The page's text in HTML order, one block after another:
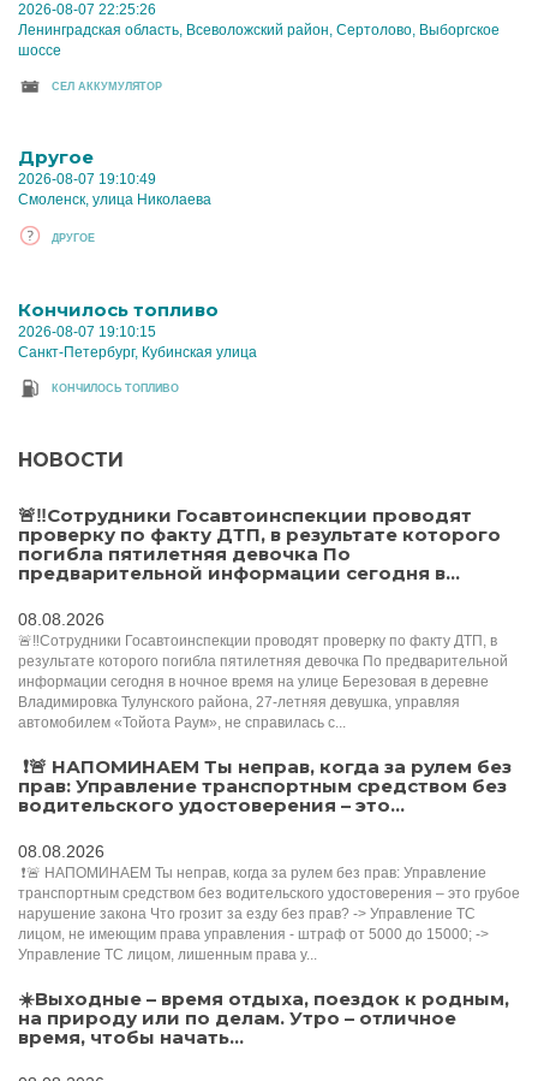
2026-08-07 22:25:26
Ленинградская область, Всеволожский район, Сертолово, Выборгское
шоссе
CЕЛ АККУМУЛЯТОР
Другое
2026-08-07 19:10:49
Смоленск, улица Николаева
ДРУГОЕ
Кончилось топливо
2026-08-07 19:10:15
Санкт-Петербург, Кубинская улица
КОНЧИЛОСЬ ТОПЛИВО
НОВОСТИ
🚨‼️Сотрудники Госавтоинспекции проводят
проверку по факту ДТП, в результате которого
погибла пятилетняя девочка По
предварительной информации сегодня в...
08.08.2026
🚨‼️Сотрудники Госавтоинспекции проводят проверку по факту ДТП, в
результате которого погибла пятилетняя девочка По предварительной
информации сегодня в ночное время на улице Березовая в деревне
Владимировка Тулунского района, 27-летняя девушка, управляя
автомобилем «Тойота Раум», не справилась с...
️ ❗️🚨 НАПОМИНАЕМ Ты неправ, когда за рулем без
прав: Управление транспортным средством без
водительского удостоверения – это...
08.08.2026
️ ❗️🚨 НАПОМИНАЕМ Ты неправ, когда за рулем без прав: Управление
транспортным средством без водительского удостоверения – это грубое
нарушение закона Что грозит за езду без прав? -> Управление ТС
лицом, не имеющим права управления - штраф от 5000 до 15000; ->
Управление ТС лицом, лишенным права у...
☀️Выходные – время отдыха, поездок к родным,
на природу или по делам. Утро – отличное
время, чтобы начать...